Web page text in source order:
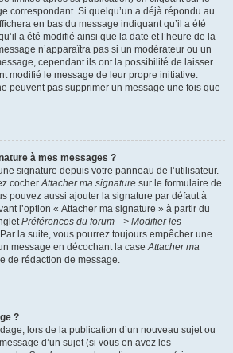
correspondant. Si quelqu’un a déjà répondu au
en bas du message indiquant qu’il a été
a été modifié ainsi que la date et l’heure de la
n’apparaîtra pas si un modérateur ou un
cependant ils ont la possibilité de laisser
modifié le message de leur propre initiative.
peuvent pas supprimer un message une fois que
à mes messages ?
signature depuis votre panneau de l’utilisateur.
cocherAttacher ma signature sur le formulaire de
pouvez aussi ajouter la signature par défaut à
l’option « Attacher ma signature » à partir du
Préférences du forum --> Modifier les
la suite, vous pourrez toujours empêcher une
message en décochant la caseAttacher ma
de rédaction de message.
?
lors de la publication d’un nouveau sujet ou
d’un sujet (si vous en avez les